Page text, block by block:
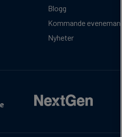
Blogg
Kommande evenemang
Nyheter